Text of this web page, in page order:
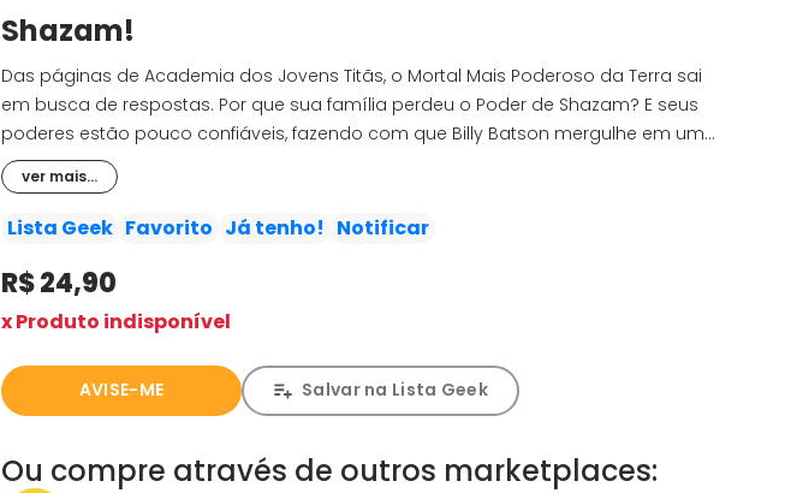
Shazam!
Das páginas de Academia dos Jovens Titãs, o Mortal Mais Poderoso da Terra sai
em busca de respostas. Por que sua família perdeu o Poder de Shazam? E seus
poderes estão pouco confiáveis, fazendo com que Billy Batson mergulhe em uma
aventura que vai impactar não somente a sua vida, como também a dos outros
alunos da Academia.
ver mais...
Lista Geek Favorito Já tenho! Notificar
R$ 24,90
x Produto indisponível
AVISE-ME Salvar na Lista Geek
Ou compre através de outros marketplaces: